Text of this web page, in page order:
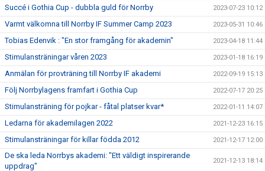
Succé i Gothia Cup - dubbla guld för Norrby 2023-07-23 10:12
Varmt välkomna till Norrby IF Summer Camp 2023 2023-05-31 10:46
Tobias Edenvik : "En stor framgång för akademin" 2023-04-18 11:44
Stimulansträningar våren 2023 2023-01-18 16:19
Anmälan för provträning till Norrby IF akademi 2022-09-19 15:13
Följ Norrbylagens framfart i Gothia Cup 2022-07-17 20:25
Stimulansträning för pojkar - fåtal platser kvar* 2022-01-11 14:07
Ledarna för akademilagen 2022 2021-12-23 16:15
Stimulansträningar för killar födda 2012 2021-12-17 12:00
De ska leda Norrbys akademi: "Ett väldigt inspirerande
uppdrag"
2021-12-13 18:14